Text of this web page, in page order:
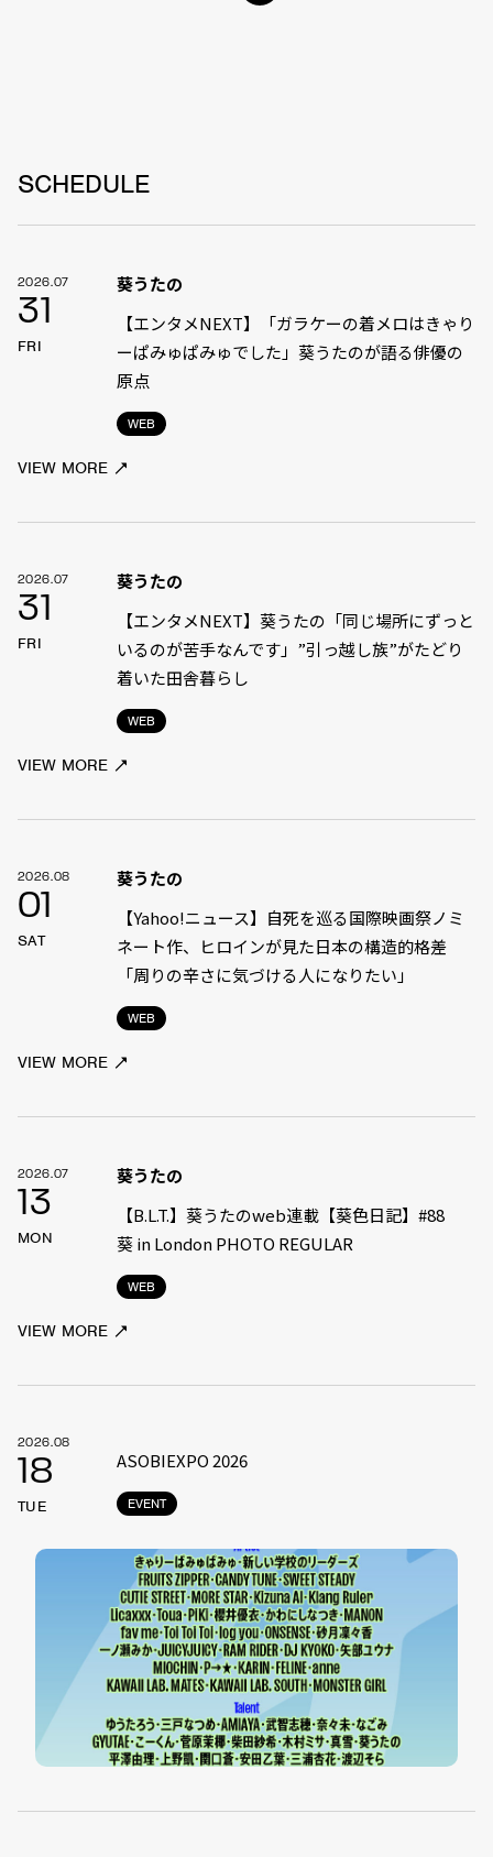
SCHEDULE
2026.07
31
FRI
WEB
葵うたの
【エンタメNEXT】「ガラケーの着メロはきゃり
ーぱみゅぱみゅでした」葵うたのが語る俳優の
原点
VIEW MORE
2026.07
31
FRI
WEB
葵うたの
【エンタメNEXT】葵うたの「同じ場所にずっと
いるのが苦手なんです」”引っ越し族”がたどり
着いた田舎暮らし
VIEW MORE
2026.08
01
SAT
WEB
葵うたの
【Yahoo!ニュース】自死を巡る国際映画祭ノミ
ネート作、ヒロインが見た日本の構造的格差
「周りの辛さに気づける人になりたい」
VIEW MORE
2026.07
13
MON
WEB
葵うたの
【B.L.T.】葵うたのweb連載【葵色日記】#88
葵 in London PHOTO REGULAR
VIEW MORE
2026.08
18
TUE EVENT
ASOBIEXPO 2026